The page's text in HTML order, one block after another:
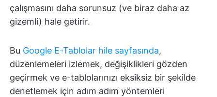
çalışmasını daha sorunsuz (ve biraz daha az
gizemli) hale getirir.
Bu Google E-Tablolar hile sayfasında,
düzenlemeleri izlemek, değişiklikleri gözden
geçirmek ve e-tablolarınızı eksiksiz bir şekilde
denetlemek için adım adım yöntemleri